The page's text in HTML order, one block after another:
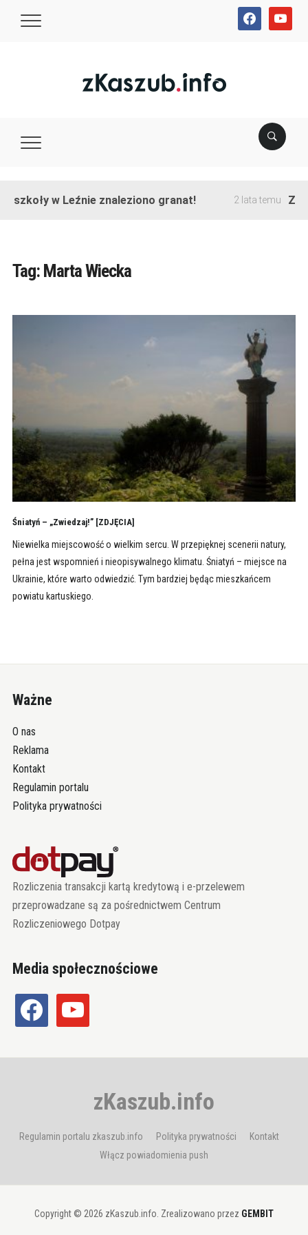
facebookyoutube
szkoły w Leźnie znaleziono granat! 2 lata temu
Tag: Marta Wiecka
Śniatyń – „Zwiedzaj!” [ZDJĘCIA]
Niewielka miejscowość o wielkim sercu. W przepięknej scenerii natury,
pełna jest wspomnień i nieopisywalnego klimatu. Śniatyń – miejsce na
Ukrainie, które warto odwiedzić. Tym bardziej będąc mieszkańcem
powiatu kartuskiego.
Ważne
O nas
Reklama
Kontakt
Regulamin portalu
Polityka prywatności
Rozliczenia transakcji kartą kredytową i e-przelewem
przeprowadzane są za pośrednictwem Centrum
Rozliczeniowego Dotpay
Media społecznościowe
facebook youtube
zKaszub.info
Regulamin portalu zkaszub.info Polityka prywatności
Kontakt
Włącz powiadomienia push
Copyright © 2026 zKaszub.info. Zrealizowano przez GEMBIT